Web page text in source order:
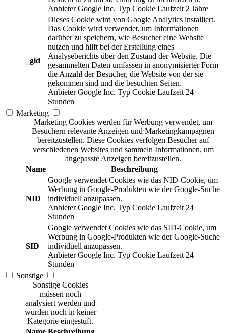
Anbieter Google Inc. Typ Cookie Laufzeit 2 Jahre
_gid
Dieses Cookie wird von Google Analytics installiert.
Das Cookie wird verwendet, um Informationen
darüber zu speichern, wie Besucher eine Website
nutzen und hilft bei der Erstellung eines
Analyseberichts über den Zustand der Website. Die
gesammelten Daten umfassen in anonymisierter Form
die Anzahl der Besucher, die Website von der sie
gekommen sind und die besuchten Seiten.
Anbieter Google Inc. Typ Cookie Laufzeit 24
Stunden
Marketing
Marketing Cookies werden für Werbung verwendet, um
Besuchern relevante Anzeigen und Marketingkampagnen
bereitzustellen. Diese Cookies verfolgen Besucher auf
verschiedenen Websites und sammeln Informationen, um
angepasste Anzeigen bereitzustellen.
Name
Beschreibung
NID
Google verwendet Cookies wie das NID-Cookie, um
Werbung in Google-Produkten wie der Google-Suche
individuell anzupassen.
Anbieter Google Inc. Typ Cookie Laufzeit 24
Stunden
SID
Google verwendet Cookies wie das SID-Cookie, um
Werbung in Google-Produkten wie der Google-Suche
individuell anzupassen.
Anbieter Google Inc. Typ Cookie Laufzeit 24
Stunden
Sonstige
Sonstige Cookies
müssen noch
analysiert werden und
wurden noch in keiner
Kategorie eingestuft.